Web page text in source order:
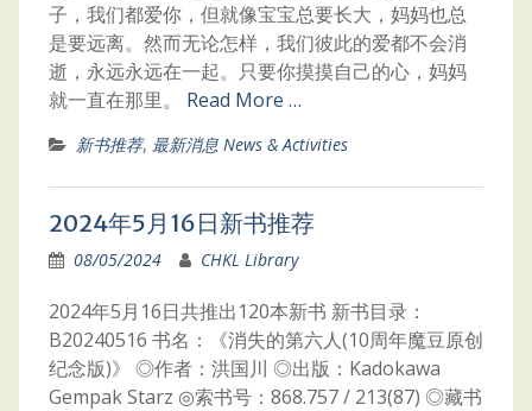
子，我们都爱你，但就像宝宝总要长大，妈妈也总
是要远离。然而无论怎样，我们彼此的爱都不会消
逝，永远永远在一起。只要你摸摸自己的心，妈妈
就一直在那里。 Read More …
新书推荐, 最新消息 News & Activities
2024年5月16日新书推荐
08/05/2024 CHKL Library
2024年5月16日共推出120本新书 新书目录：
B20240516 书名：《消失的第六人(10周年魔豆原创
纪念版)》 ◎作者：洪国川 ◎出版：Kadokawa
Gempak Starz ◎索书号：868.757 / 213(87) ◎藏书